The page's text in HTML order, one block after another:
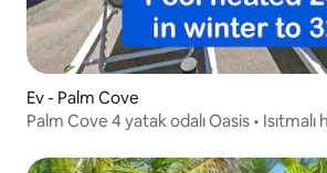
Ev - Palm Cove
Palm Cove 4 yatak odalı Oasis • Isıtmalı